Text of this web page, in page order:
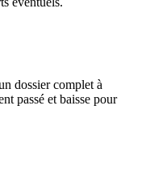
dossier complet à
passé et baisse pour